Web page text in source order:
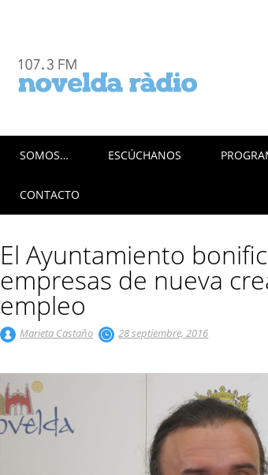
Menú principal
SOMOS… ESCÚCHANOS
CONTACTO
El Ayuntamiento
empresas de nueva
empleo
Marieta Castaño 28 septiembre, 2016